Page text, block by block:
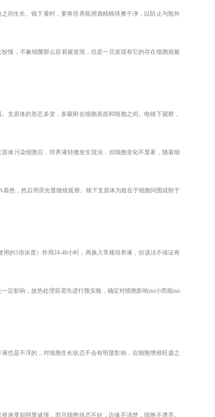
间生长。镜下看时，要将培养瓶用酒精棉球擦干净，以防止与瓶外
慢，不象细菌那么容易被发现，但是一旦发现有它的存在细胞就被
支原体的形态多变，多吸附在细胞表面和细胞之间。电镜下观察，
体污染细胞后，培养液轻微发生混浊．但细胞变化不显著，随着细
色，然后用荧光显微镜观察。镜下支原体为散在于细胞同围或附于
的5倍浓度）作用24-48小时，再换入常规培养液，但该法不保证有
定影响，故热处理前需先进行预实验，确定对细胞影响zui小而能zui
也是不浑的，对细胞生长状态不会有明显影响，在细胞增殖旺盛之
速度却明显减慢，而且细胞状态不好，边缘不清楚，细胞不透亮。